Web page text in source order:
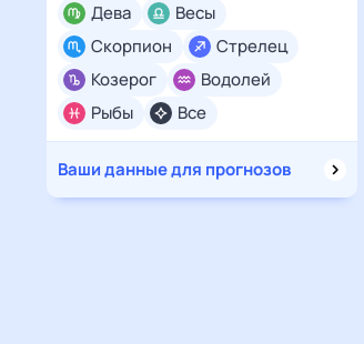
Все
Дева
Весы
Скорпион
Стрелец
Козерог
Водолей
Рыбы
Ваши данные для прогнозов